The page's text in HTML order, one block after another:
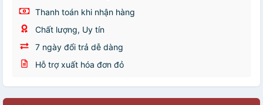
Thanh toán khi nhận hàng
Chất lượng, Uy tín
7 ngày đổi trả dễ dàng
Hỗ trợ xuất hóa đơn đỏ